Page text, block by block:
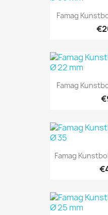
Famag
Famag
Famag